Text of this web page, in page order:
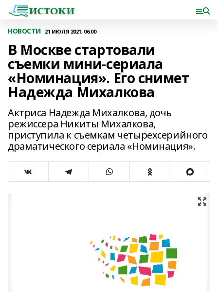
НОВОСТИ 21 ИЮЛЯ 2021, 06:00
В Москве стартовали
съемки мини-сериала
«Номинация». Его снимет
Надежда Михалкова
Актриса Надежда Михалкова, дочь
режиссера Никиты Михалкова,
приступила к съемкам четырехсерийного
драматического сериала «Номинация».